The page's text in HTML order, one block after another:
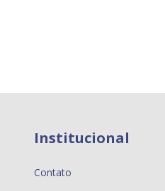
Institucional
Contato